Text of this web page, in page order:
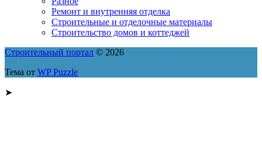
Ремонт и внутренняя отделка
Строительные и отделочные материалы
Строительство домов и коттеджей
Строительный портал © 2026
Тема от WP Puzzle
➤